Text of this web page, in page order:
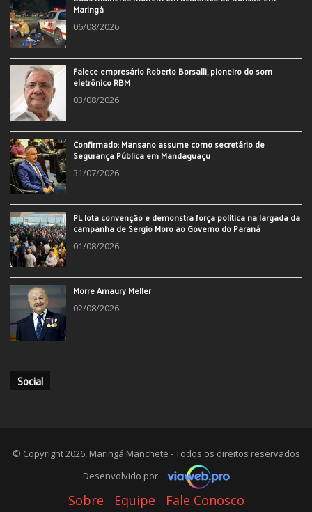
Maringá
06/08/2026
Falece empresário Roberto Borsalli, pioneiro do som
eletrônico RBM
03/08/2026
Confirmado: Mansano assume como secretário de
Segurança Pública em Mandaguaçu
31/07/2026
PL lota convenção e demonstra força política na largada da
campanha de Sergio Moro ao Governo do Paraná
01/08/2026
Morre Amaury Meller
02/08/2026
Social
© Copyright 2026, Maringá Manchete - Todos os direitos reservados
Desenvolvido por
Sobre Equipe Fale Conosco